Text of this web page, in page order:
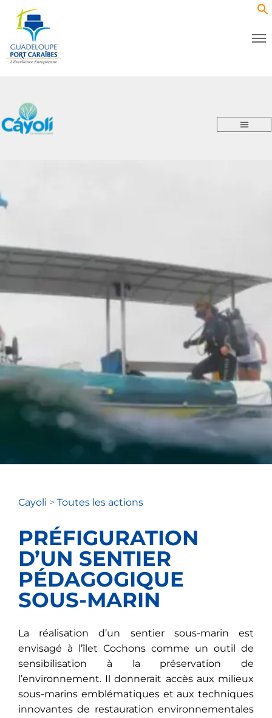
Cayoli > Toutes les actions
PRÉFIGURATION
D’UN SENTIER
PÉDAGOGIQUE
SOUS-MARIN
La réalisation d’un sentier sous-marin est
envisagé à l’îlet Cochons comme un outil de
sensibilisation à la préservation de
l’environnement. Il donnerait accès aux milieux
sous-marins emblématiques et aux techniques
innovantes de restauration environnementales